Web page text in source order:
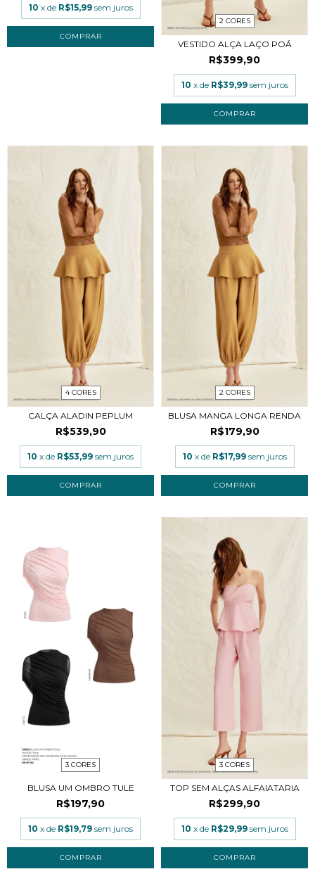
10 x de R$15,99 sem juros
COMPRAR
2 CORES
VESTIDO ALÇA LAÇO POÁ
R$399,90
10 x de R$39,99 sem juros
COMPRAR
4 CORES
CALÇA ALADIN PEPLUM
R$539,90
10 x de R$53,99 sem juros
COMPRAR
2 CORES
BLUSA MANGA LONGA RENDA
R$179,90
10 x de R$17,99 sem juros
COMPRAR
3 CORES
BLUSA UM OMBRO TULE
R$197,90
10 x de R$19,79 sem juros
COMPRAR
3 CORES
TOP SEM ALÇAS ALFAIATARIA
R$299,90
10 x de R$29,99 sem juros
COMPRAR